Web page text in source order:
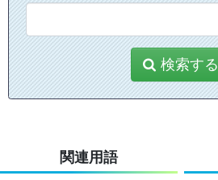
検索する
関連用語